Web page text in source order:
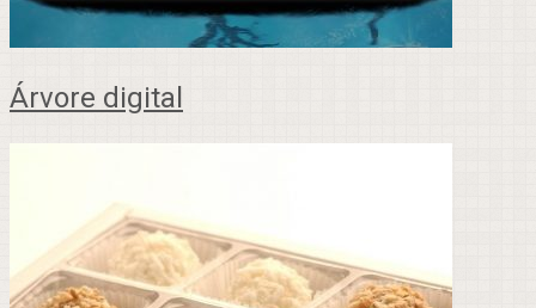
Árvore digital